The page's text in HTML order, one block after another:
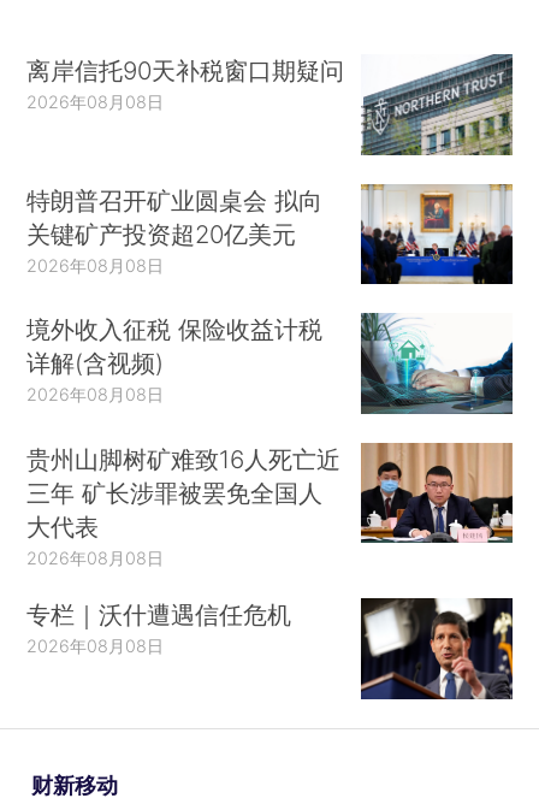
离岸信托90天补税窗口期疑问
2026年08月08日
特朗普召开矿业圆桌会 拟向
关键矿产投资超20亿美元
2026年08月08日
境外收入征税 保险收益计税
详解(含视频)
2026年08月08日
贵州山脚树矿难致16人死亡近
三年 矿长涉罪被罢免全国人
大代表
2026年08月08日
专栏｜沃什遭遇信任危机
2026年08月08日
财新移动